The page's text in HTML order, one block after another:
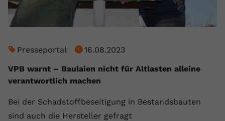
Presseportal
16.08.2023
VPB warnt – Baulaien nicht für Altlasten alleine
verantwortlich machen
Bei der Schadstoffbeseitigung in Bestandsbauten
sind auch die Hersteller gefragt